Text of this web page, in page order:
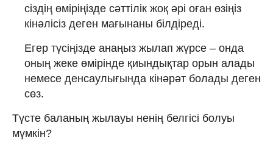
сіздің өміріңізде сәттілік жоқ әрі оған өзіңіз
кінәлісіз деген мағынаны білдіреді.
Егер түсіңізде анаңыз жылап жүрсе – онда
оның жеке өмірінде қиындықтар орын алады
немесе денсаулығында кінәрәт болады деген
сөз.
Түсте баланың жылауы ненің белгісі болуы
мүмкін?